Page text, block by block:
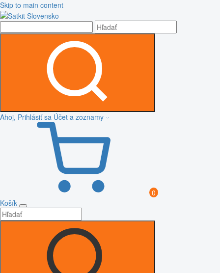
Skip to main content
Ahoj, Prihlásiť sa Účet a zoznamy
0
Košík